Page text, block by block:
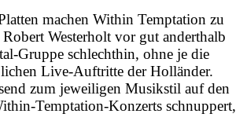
machen Within Temptation zu
Westerholt vor gut anderthalb
Gruppe schlechthin, ohne je die
Live-Auftritte der Holländer.
zum jeweiligen Musikstil auf den
Temptation-Konzerts schnuppert,